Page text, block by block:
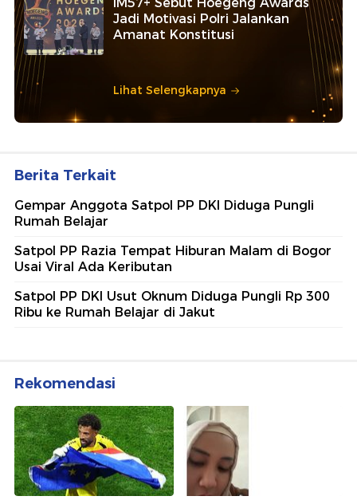
Jadi Motivasi Polri Jalankan
Amanat Konstitusi
Lihat Selengkapnya
Berita Terkait
Gempar Anggota Satpol PP DKI Diduga Pungli
Rumah Belajar
Satpol PP Razia Tempat Hiburan Malam di Bogor
Usai Viral Ada Keributan
Satpol PP DKI Usut Oknum Diduga Pungli Rp 300
Ribu ke Rumah Belajar di Jakut
Rekomendasi